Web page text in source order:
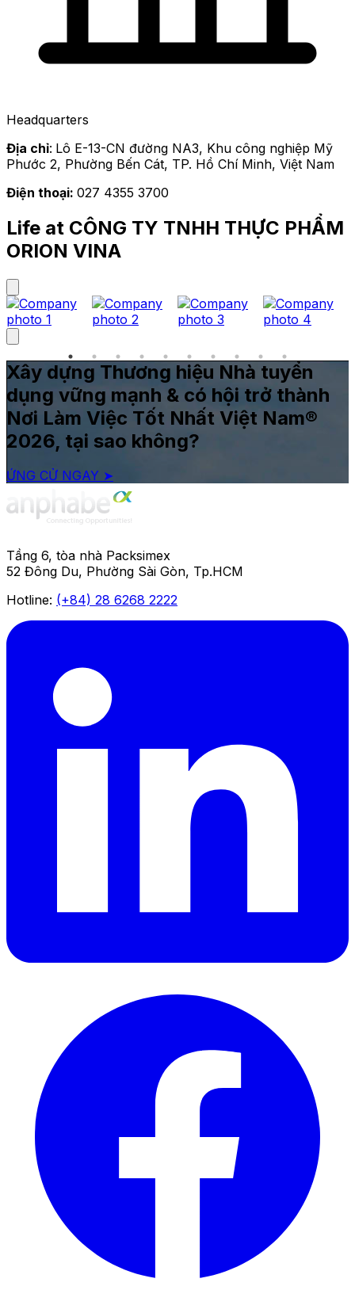
Headquarters
Địa chỉ: Lô E-13-CN đường NA3, Khu công nghiệp Mỹ
Phước 2, Phường Bến Cát, TP. Hồ Chí Minh, Việt Nam
Điện thoại: 027 4355 3700
Life at CÔNG TY TNHH THỰC PHẨM
ORION VINA
Xây dựng Thương hiệu Nhà tuyển
dụng vững mạnh & có hội trở thành
Nơi Làm Việc Tốt Nhất Việt Nam®
2026, tại sao không?
ỨNG CỬ NGAY ➤
Tầng 6, tòa nhà Packsimex
52 Đông Du, Phường Sài Gòn, Tp.HCM
Hotline: (+84) 28 6268 2222